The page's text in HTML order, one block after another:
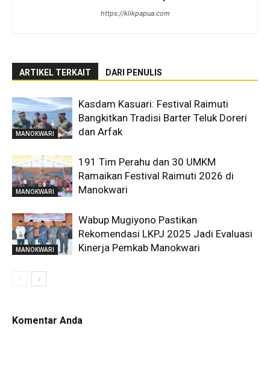
https://klikpapua.com
ARTIKEL TERKAIT DARI PENULIS
MANOKWARI
Kasdam Kasuari: Festival Raimuti
Bangkitkan Tradisi Barter Teluk Doreri
dan Arfak
MANOKWARI
191 Tim Perahu dan 30 UMKM
Ramaikan Festival Raimuti 2026 di
Manokwari
MANOKWARI
Wabup Mugiyono Pastikan
Rekomendasi LKPJ 2025 Jadi Evaluasi
Kinerja Pemkab Manokwari
Komentar Anda